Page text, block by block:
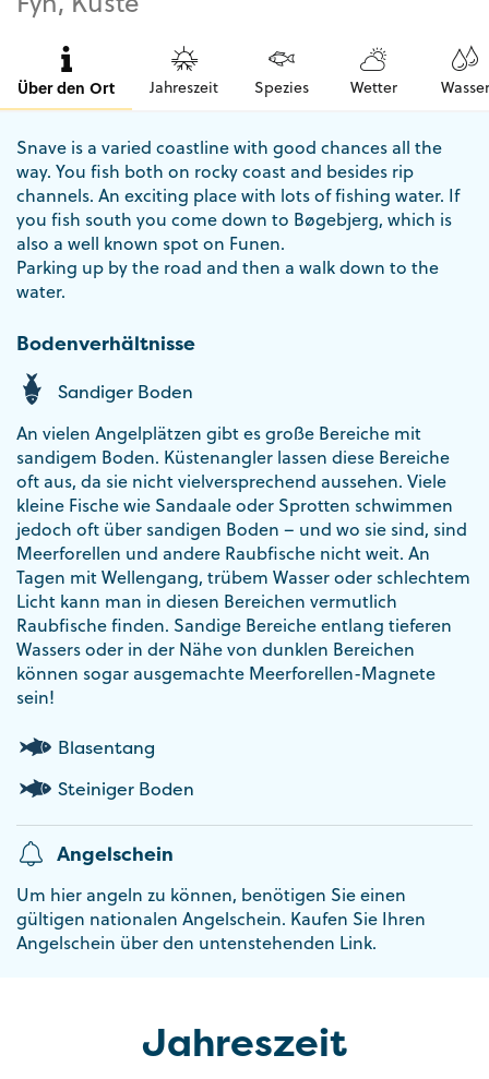
Über den Ort Jahreszeit Spezies Wetter Wasser
Snave is a varied coastline with good chances all the
way. You fish both on rocky coast and besides rip
channels. An exciting place with lots of fishing water. If
you fish south you come down to Bøgebjerg, which is
also a well known spot on Funen.
Parking up by the road and then a walk down to the
water.
Bodenverhältnisse
Sandiger Boden
An vielen Angelplätzen gibt es große Bereiche mit
sandigem Boden. Küstenangler lassen diese Bereiche
oft aus, da sie nicht vielversprechend aussehen. Viele
kleine Fische wie Sandaale oder Sprotten schwimmen
jedoch oft über sandigen Boden – und wo sie sind, sind
Meerforellen und andere Raubfische nicht weit. An
Tagen mit Wellengang, trübem Wasser oder schlechtem
Licht kann man in diesen Bereichen vermutlich
Raubfische finden. Sandige Bereiche entlang tieferen
Wassers oder in der Nähe von dunklen Bereichen
können sogar ausgemachte Meerforellen-Magnete
sein!
Blasentang
Steiniger Boden
Angelschein
Um hier angeln zu können, benötigen Sie einen
gültigen nationalen Angelschein. Kaufen Sie Ihren
Angelschein über den untenstehenden Link.
Jahreszeit